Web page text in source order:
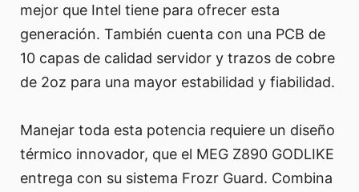
mejor que Intel tiene para ofrecer esta
generación. También cuenta con una PCB de
10 capas de calidad servidor y trazos de cobre
de 2oz para una mayor estabilidad y fiabilidad.
Manejar toda esta potencia requiere un diseño
térmico innovador, que el MEG Z890 GODLIKE
entrega con su sistema Frozr Guard. Combina